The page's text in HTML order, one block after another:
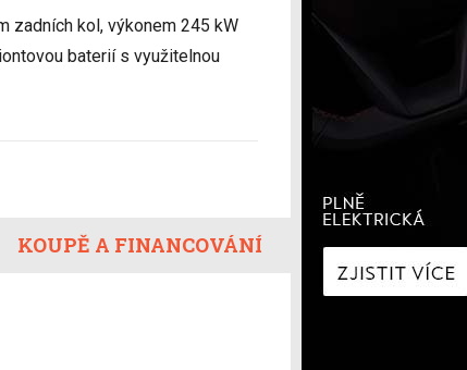
fNews
Nabíjíme elektromobil
zadních kol, výkonem 245 kW
baterií s využitelnou
KOUPĚ A FINANCOVÁNÍ